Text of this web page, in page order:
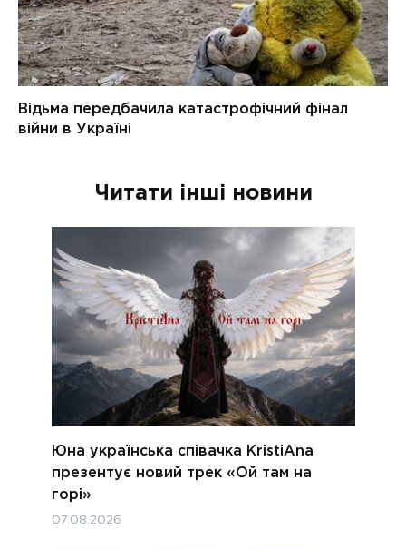
Читати інші новини
Юна українська співачка KristiAna
презентує новий трек «Ой там на
горі»
07.08.2026